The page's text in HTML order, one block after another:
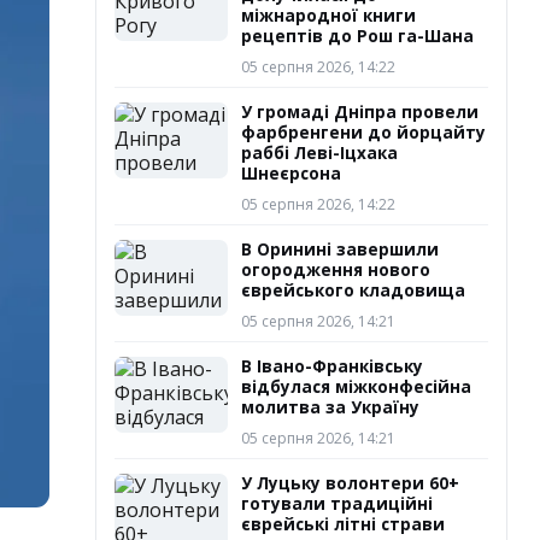
міжнародної книги
рецептів до Рош га-Шана
05 серпня 2026, 14:22
У громаді Дніпра провели
фарбренгени до йорцайту
раббі Леві-Іцхака
Шнеєрсона
05 серпня 2026, 14:22
В Оринині завершили
огородження нового
єврейського кладовища
05 серпня 2026, 14:21
В Івано-Франківську
відбулася міжконфесійна
молитва за Україну
05 серпня 2026, 14:21
У Луцьку волонтери 60+
готували традиційні
єврейські літні страви